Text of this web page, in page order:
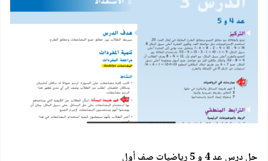
حل درس عد 4 و 5 رياضيات صف أول